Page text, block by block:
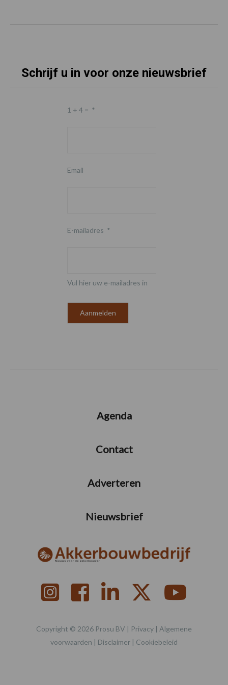
Schrijf u in voor onze nieuwsbrief
1 + 4 = *
Email
E-mailadres *
Vul hier uw e-mailadres in
Agenda
Contact
Adverteren
Nieuwsbrief
Copyright © 2026 Prosu BV | Privacy | Algemene
voorwaarden | Disclaimer | Cookiebeleid